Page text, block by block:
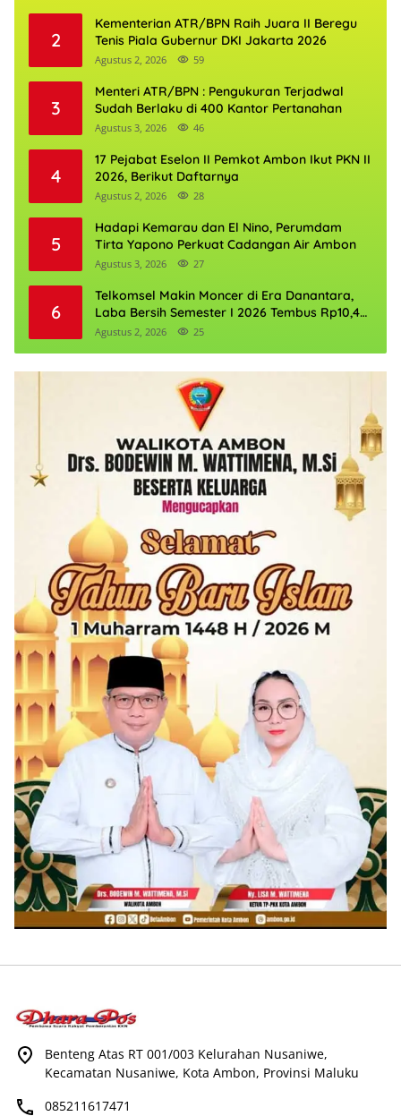
2
Kementerian ATR/BPN Raih Juara II Beregu
Tenis Piala Gubernur DKI Jakarta 2026
Agustus 2, 2026 59
3
Menteri ATR/BPN : Pengukuran Terjadwal
Sudah Berlaku di 400 Kantor Pertanahan
Agustus 3, 2026 46
4
17 Pejabat Eselon II Pemkot Ambon Ikut PKN II
2026, Berikut Daftarnya
Agustus 2, 2026 28
5
Hadapi Kemarau dan El Nino, Perumdam
Tirta Yapono Perkuat Cadangan Air Ambon
Agustus 3, 2026 27
6
Telkomsel Makin Moncer di Era Danantara,
Laba Bersih Semester I 2026 Tembus Rp10,4
Triliun
Agustus 2, 2026 25
Benteng Atas RT 001/003 Kelurahan Nusaniwe,
Kecamatan Nusaniwe, Kota Ambon, Provinsi Maluku
085211617471